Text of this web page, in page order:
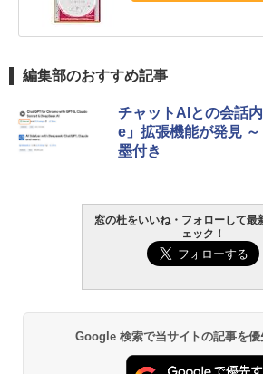
編集部のおすすめ記事
チャットAIとの会話
e」拡張機能が発見
墨付き
窓の杜をいいね・フォローして最
ェック！
Google 検索で当サイトの記事を優